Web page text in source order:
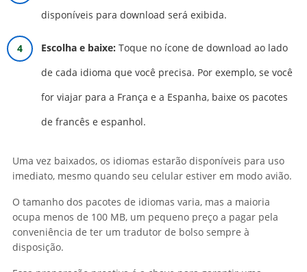
disponíveis para download será exibida.
Escolha e baixe: Toque no ícone de download ao lado
de cada idioma que você precisa. Por exemplo, se você
for viajar para a França e a Espanha, baixe os pacotes
de francês e espanhol.
Uma vez baixados, os idiomas estarão disponíveis para uso
imediato, mesmo quando seu celular estiver em modo avião.
O tamanho dos pacotes de idiomas varia, mas a maioria
ocupa menos de 100 MB, um pequeno preço a pagar pela
conveniência de ter um tradutor de bolso sempre à
disposição.